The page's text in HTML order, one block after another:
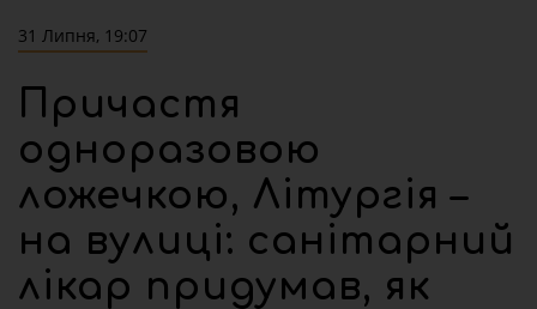
31 Липня, 19:07
Причастя
одноразовою
ложечкою, Літургія –
на вулиці: санітарний
лікар придумав, як